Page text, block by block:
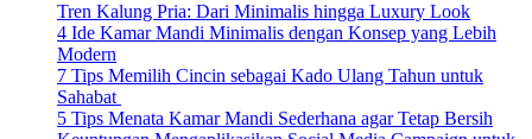
Tren Kalung Pria: Dari Minimalis hingga Luxury Look
4 Ide Kamar Mandi Minimalis dengan Konsep yang Lebih
Modern
7 Tips Memilih Cincin sebagai Kado Ulang Tahun untuk
Sahabat
5 Tips Menata Kamar Mandi Sederhana agar Tetap Bersih